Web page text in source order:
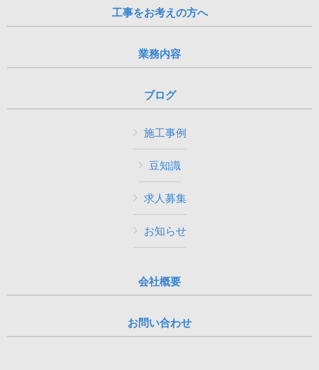
工事をお考えの方へ
業務内容
ブログ
施工事例
豆知識
求人募集
お知らせ
会社概要
お問い合わせ